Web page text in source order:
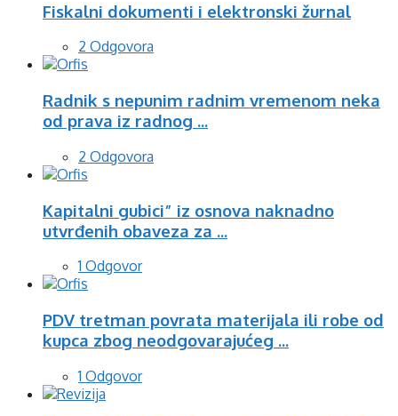
Fiskalni dokumenti i elektronski žurnal
2 Odgovora
Radnik s nepunim radnim vremenom neka
od prava iz radnog ...
2 Odgovora
Kapitalni gubici” iz osnova naknadno
utvrđenih obaveza za ...
1 Odgovor
PDV tretman povrata materijala ili robe od
kupca zbog neodgovarajućeg ...
1 Odgovor